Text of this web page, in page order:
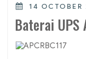
POSTED
14
Baterai UPS